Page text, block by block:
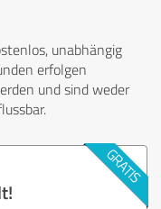
unabhängig
erfolgen
und sind weder